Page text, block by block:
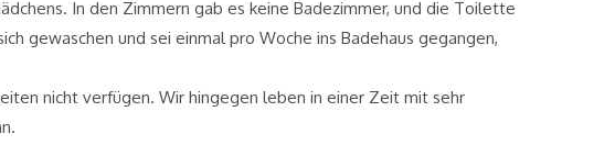
In den Zimmern gab es keine Badezimmer, und die Toilette
gewaschen und sei einmal pro Woche ins Badehaus gegangen,
nicht verfügen. Wir hingegen leben in einer Zeit mit sehr